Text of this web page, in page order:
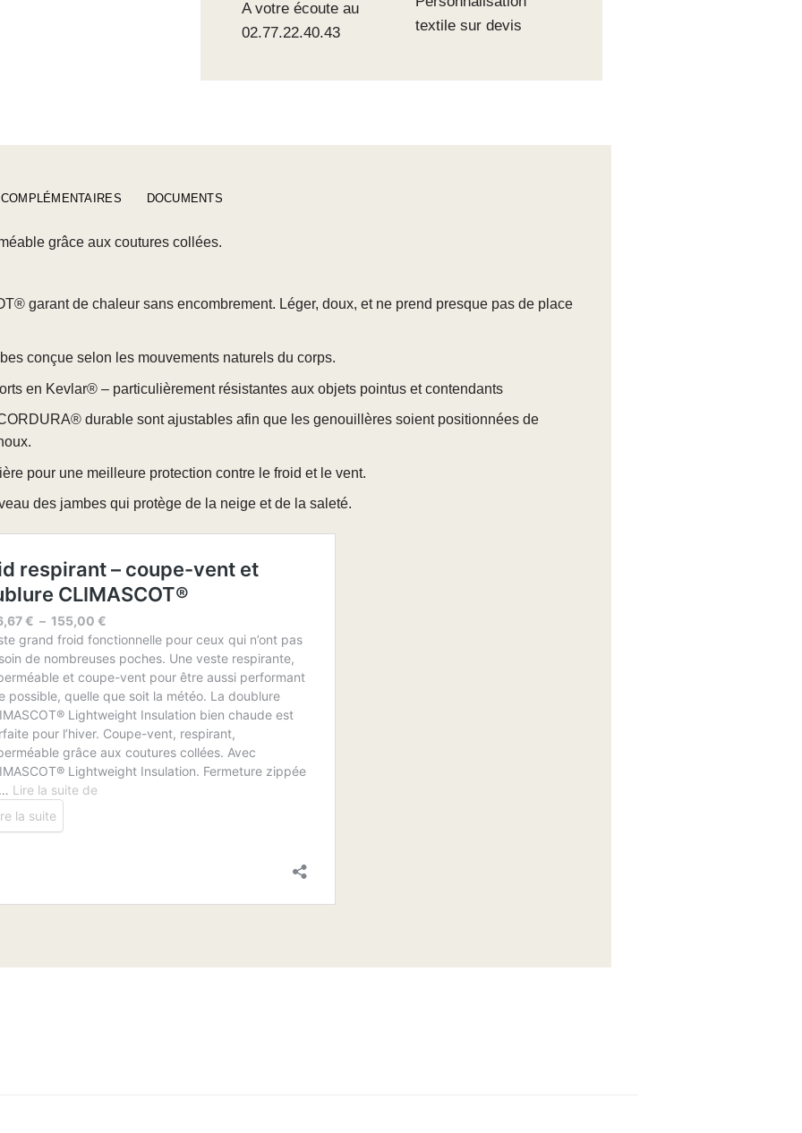
A votre écoute au
02.77.22.40.43
textile sur devis
DOCUMENTS
grâce aux coutures collées.
garant de chaleur sans encombrement. Léger, doux, et ne prend presque pas de place
conçue selon les mouvements naturels du corps.
en Kevlar® – particulièrement résistantes aux objets pointus et contendants
durable sont ajustables afin que les genouillères soient positionnées de
pour une meilleure protection contre le froid et le vent.
des jambes qui protège de la neige et de la saleté.